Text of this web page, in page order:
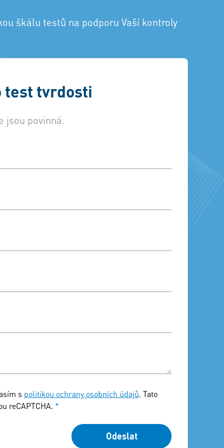
škálu testů na podporu Vaší kontroly
test tvrdosti
jsou povinná.
s politikou ochrany osobních údajů. Tato
reCAPTCHA. *
Odeslat